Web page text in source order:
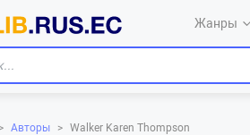
Жанры
> Авторы > Walker Karen Thompson